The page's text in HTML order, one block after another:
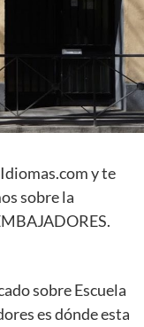
y te
sobre la
sobre Escuela
es dónde esta